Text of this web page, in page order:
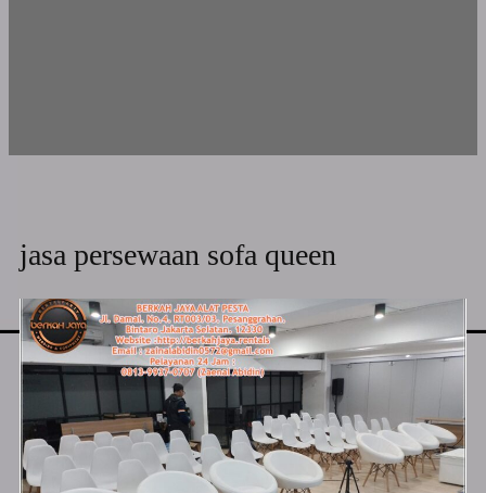
jasa persewaan sofa queen